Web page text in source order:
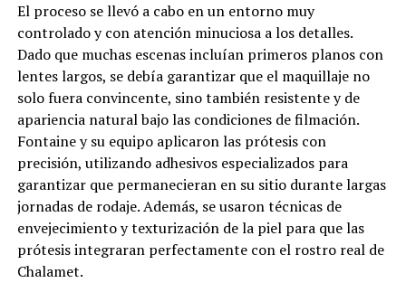
El proceso se llevó a cabo en un entorno muy
controlado y con atención minuciosa a los detalles.
Dado que muchas escenas incluían primeros planos con
lentes largos, se debía garantizar que el maquillaje no
solo fuera convincente, sino también resistente y de
apariencia natural bajo las condiciones de filmación.
Fontaine y su equipo aplicaron las prótesis con
precisión, utilizando adhesivos especializados para
garantizar que permanecieran en su sitio durante largas
jornadas de rodaje. Además, se usaron técnicas de
envejecimiento y texturización de la piel para que las
prótesis integraran perfectamente con el rostro real de
Chalamet.